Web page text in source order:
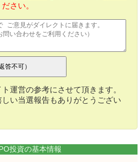
さい。
運営の参考にさせて頂きます。
い当選報告もありがとうござい
投資の基本情報